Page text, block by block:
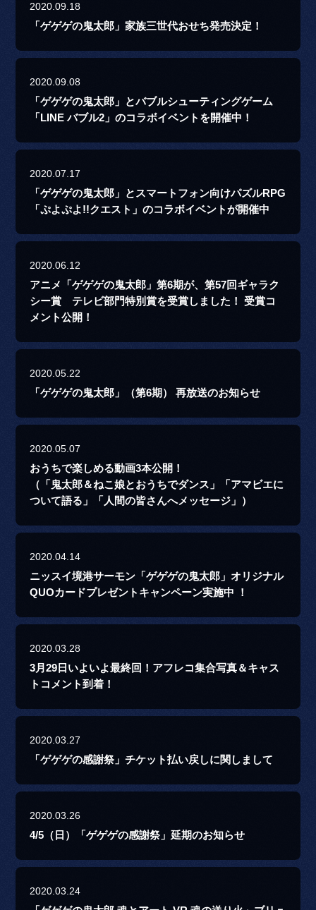
2020.09.18
「ゲゲゲの鬼太郎」家族三世代おせち発売決定！
2020.09.08
「ゲゲゲの鬼太郎」とバブルシューティングゲーム
「LINE バブル2」のコラボイベントを開催中！
2020.07.17
「ゲゲゲの鬼太郎」とスマートフォン向けパズルRPG
「ぷよぷよ!!クエスト」のコラボイベントが開催中
2020.06.12
アニメ「ゲゲゲの鬼太郎」第6期が、第57回ギャラク
シー賞 テレビ部門特別賞を受賞しました！ 受賞コ
メント公開！
2020.05.22
「ゲゲゲの鬼太郎」（第6期） 再放送のお知らせ
2020.05.07
おうちで楽しめる動画3本公開！
（「鬼太郎＆ねこ娘とおうちでダンス」「アマビエに
ついて語る」「人間の皆さんへメッセージ」）
2020.04.14
ニッスイ境港サーモン「ゲゲゲの鬼太郎」オリジナル
QUOカードプレゼントキャンペーン実施中 ！
2020.03.28
3月29日いよいよ最終回！アフレコ集合写真＆キャス
トコメント到着！
2020.03.27
「ゲゲゲの感謝祭」チケット払い戻しに関しまして
2020.03.26
4/5（日）「ゲゲゲの感謝祭」延期のお知らせ
2020.03.24